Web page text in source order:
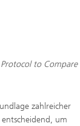
to
zahlreicher
um